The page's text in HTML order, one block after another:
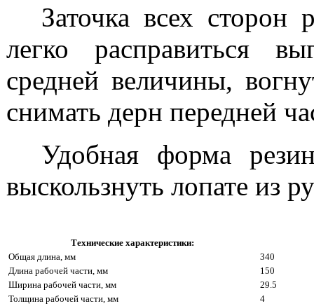
Заточка всех сторон
легко расправиться
средней величины,
снимать дерн передней
Удобная форма
выскользнуть лопате из
Технические характеристики:
Общая длина, мм
340
Длина рабочей части, мм
150
Ширина рабочей части, мм
29.5
Толщина рабочей части, мм
4